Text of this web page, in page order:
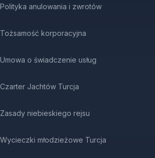
Polityka anulowania i zwrotów
Tożsamość korporacyjna
Umowa o świadczenie usług
Czarter Jachtów Turcja
Zasady niebieskiego rejsu
Wycieczki młodzieżowe Turcja